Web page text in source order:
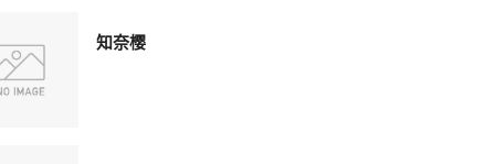
知奈樱